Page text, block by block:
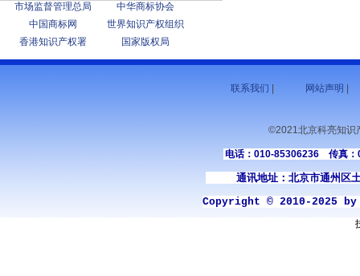
市场监督管理总局
中华商标协会
中国商标网
世界知识产权组织
香港知识产权署
国家版权局
联系我们 网站声明
©2021北京科亮知识
电话：010-85306236 传真
通讯地址：北京市通州区土
Copyright © 2010-2025